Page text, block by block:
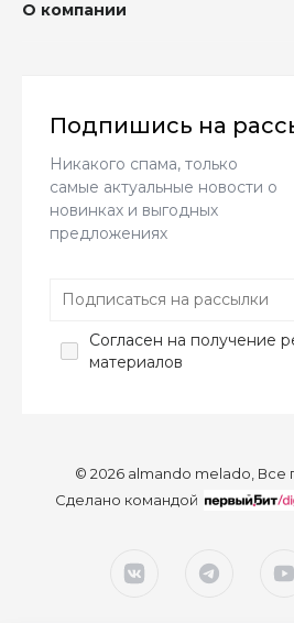
О компании
Подпишись на
Никакого спама, только
самые актуальные новости о
новинках и выгодных
предложениях
Согласен на получение
материалов
© 2026 almando melado,
Сделано командой